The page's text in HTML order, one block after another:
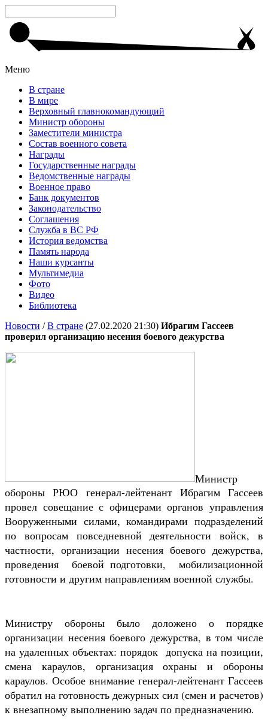
Меню
В стране
В мире
Верховный главнокомандующий
Министр обороны
Заместители министра
Состав военного совета
Награды
Государственные награды
Ведомственные награды
Военное право
Банк документов
Законодательство
Соглашения
Служба в ВС РФ
История ведомства
Память народа
Наши курсанты
Мультимедиа
Фото
Видео
Библиотека
Новости /В стране (27.02.2020 21:30) Ибрагим Гассеев
проверил организацию несения боевого дежурства
Министр
обороны РЮО генерал-лейтенант Ибрагим Гассеев
провел совещание с офицерами органов управления
Вооруженными силами, командирами подразделений
по вопросам повседневной деятельности войск, в
частности, организации несения боевого дежурства,
проведения боевой подготовки, мобилизационной
готовности и другим направлениям военной службы.
Министру обороны было доложено о порядке
организации несения боевого дежурства, в том числе
на удаленных объектах: порядок допуска на позиции,
смена караулов, организация охраны и обороны
караулов. Особое внимание генерал-лейтенант Гассеев
обратил на готовность дежурных сил (смен и расчетов)
к внезапному выполнению задач по предназначению.